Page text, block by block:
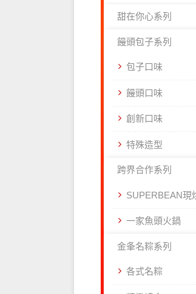
甜在你心系列
饅頭包子系列
包子口味
饅頭口味
創新口味
特殊造型
跨界合作系列
SUPERBEAN現
一家魚頭火鍋
金夆名粽系列
各式名粽